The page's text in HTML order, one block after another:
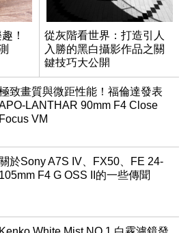
！
從灰階看世界：打造引人
入勝的黑白攝影作品之關
鍵技巧大公開
致畫質與微距性能！福倫達發表
LANTHAR 90mm F4 Close
Focus VM
關於Sony A7S IV、FX50、FE 24-
105mm F4 G OSS II的一些傳聞